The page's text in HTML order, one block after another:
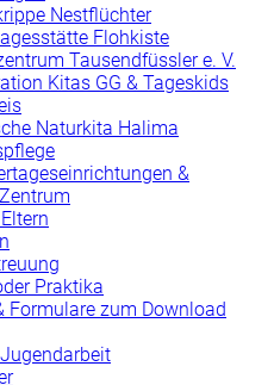
Nestflüchter
Flohkiste
Tausendfüssler e. V.
Kitas GG & Tageskids
Naturkita Halima
&
Praktika
Formulare zum Download